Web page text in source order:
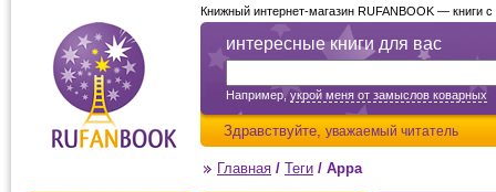
интересные книги для вас
Например,укрой меня от замыслов коварных
Здравствуйте, уважаемый читатель
Книжный интернет-магазин RUFANBOOK — книги
Главная / Теги / Арра